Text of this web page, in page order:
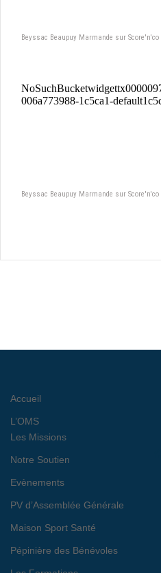
Beyssac Beaupuy Marmande sur Score'n'co
Beyssac Beaupuy Marmande sur Score'n'co
Accueil
L’OMS
Les Missions
Notre Soutien
Evènements
PV d’Assemblée Générale
Maison Sport Santé
Pépinière des Bénévoles